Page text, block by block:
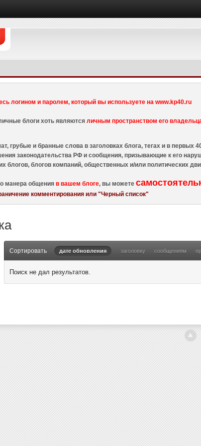
логином и паролем, который вы используете на www.kp40.ru
блоги хоть являютсяличным пространством его
грубые и бранные слова в заголовках блога, тегах и в первых
законодательства РФ и сообщения, призывающие к его
блогов, блогов компаний, общественных и/или политических
манера общенияв вашем блоге, вы можете
комментирования или "Черный список"
Сортировать дате обновления заголовку сообщениям
Поиск не дал результатов.